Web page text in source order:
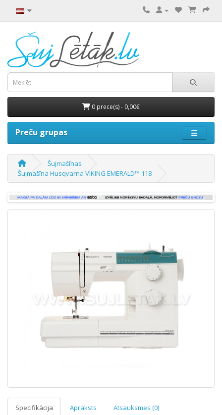
0 prece(s) - 0,00€
Preču grupas
Šujmašīnas
Šujmašīna Husqvarna VIKING EMERALD™ 118
Specifikācija Apraksts Atsauksmes (0)